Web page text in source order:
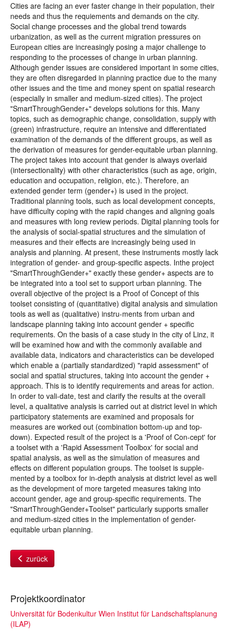
Cities are facing an ever faster change in their population, their
needs and thus the requiements and demands on the city.
Social change processes and the global trend towards
urbanization, as well as the current migration pressures on
European cities are increasingly posing a major challenge to
responding to the processes of change in urban planning.
Although gender issues are considered important in some cities,
they are often disregarded in planning practice due to the many
other issues and the time and money spent on spatial research
(especially in smaller and medium-sized cities). The project
"SmartThroughGender+" develops solutions for this. Many
topics, such as demographic change, consolidation, supply with
(green) infrastructure, require an intensive and differentiated
examination of the demands of the different groups, as well as
the derivation of measures for gender-equitable urban planning.
The project takes into account that gender is always overlaid
(intersectionality) with other characteristics (such as age, origin,
education and occupation, religion, etc.). Therefore, an
extended gender term (gender+) is used in the project.
Traditional planning tools, such as local development concepts,
have difficulty coping with the rapid changes and aligning goals
and measures with long review periods. Digital planning tools for
the analysis of social-spatial structures and the simulation of
measures and their effects are increasingly being used in
analysis and planning. At present, these instruments mostly lack
integration of gender- and group-specific aspects. Inthe project
"SmartThroughGender+" exactly these gender+ aspects are to
be integrated into a tool set to support urban planning. The
overall objective of the project is a Proof of Concept of this
toolset consisting of (quantitative) digital analysis and simulation
tools as well as (qualitative) instru-ments from urban and
landscape planning taking into account gender + specific
requirements. On the basis of a case study in the city of Linz, it
will be examined how and with the commonly available and
available data, indicators and characteristics can be developed
which enable a (partially standardized) "rapid assessment" of
social and spatial structures, taking into account the gender +
approach. This is to identify requirements and areas for action.
In order to vali-date, test and clarify the results at the overall
level, a qualitative analysis is carried out at district level in which
participatory statements are examined and proposals for
measures are worked out (combination bottom-up and top-
down). Expected result of the project is a 'Proof of Con-cept' for
a toolset with a 'Rapid Assessment Toolbox' for social and
spatial analysis, as well as the simulation of measures and
effects on different population groups. The toolset is supple-
mented by a toolbox for in-depth analysis at district level as well
as the development of more targeted measures taking into
account gender, age and group-specific requirements. The
"SmartThroughGender+Toolset" particularly supports smaller
and medium-sized cities in the implementation of gender-
equitable urban planning.
zurück
Projektkoordinator
Universität für Bodenkultur Wien Institut für Landschaftsplanung
(ILAP)